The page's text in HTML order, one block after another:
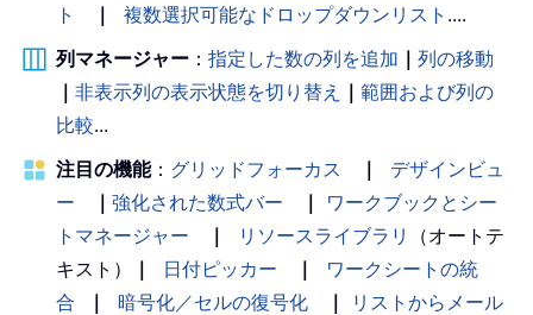
ト
｜ 複数選択可能なドロップダウンリスト ....
列マネージャー ： 指定した数の列を追加 ｜ 列の移動
｜ 非表示列の表示状態を切り替え ｜ 範囲および列の
比較...
注目の機能： グリッドフォーカス ｜
デザインビュ
ー
｜ 強化された数式バー ｜
ワークブックとシー
トマネージャー
｜ リソースライブラリ
（オートテ
キスト）
｜ 日付ピッカー ｜
ワークシートの統
合
｜ 暗号化／セルの復号化 ｜
リストからメール